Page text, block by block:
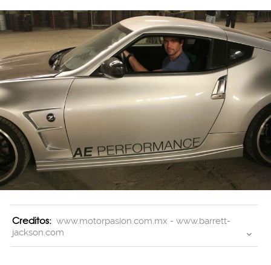
Creditos: www.motorpasion.com.mx - www.barrett-
jackson.com